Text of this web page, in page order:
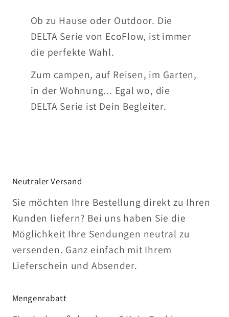
Ob zu Hause oder Outdoor. Die
DELTA Serie von EcoFlow, ist immer
die perfekte Wahl.
Zum campen, auf Reisen, im Garten,
in der Wohnung... Egal wo, die
DELTA Serie ist Dein Begleiter.
Neutraler Versand
Sie möchten Ihre Bestellung direkt zu Ihren
Kunden liefern? Bei uns haben Sie die
Möglichkeit Ihre Sendungen neutral zu
versenden. Ganz einfach mit Ihrem
Lieferschein und Absender.
Mengenrabatt